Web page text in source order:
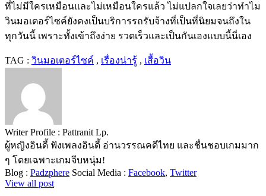
ที่ไม่มีใครเหมือนและไม่เหมือนใครแล้ว ไม่แปลกใจเลยว่าทำไม
วินมอเตอร์ไซค์ยังคงเป็นบริการรถรับจ้างที่เป็นที่นิยมจนถึงใน
ทุกวันนี้ เพราะทั้งเข้าถึงง่าย รวดเร็วและเป็นกันเองแบบนี้นี่เอง
TAG : วินมอเตอร์ไซค์ , เรื่องน่ารู้ , เสื้อวิน
Writer Profile : Pattranit Lp.
ผู้หญิงอินดี้ ฟังเพลงอินดี้ อ่านวรรณคดีไทย และชื่นชอบเกมมาก
ๆ โดยเฉพาะเกมจีบหนุ่ม!
Blog : Padzphere Social Media : Facebook, Twitter
View all post